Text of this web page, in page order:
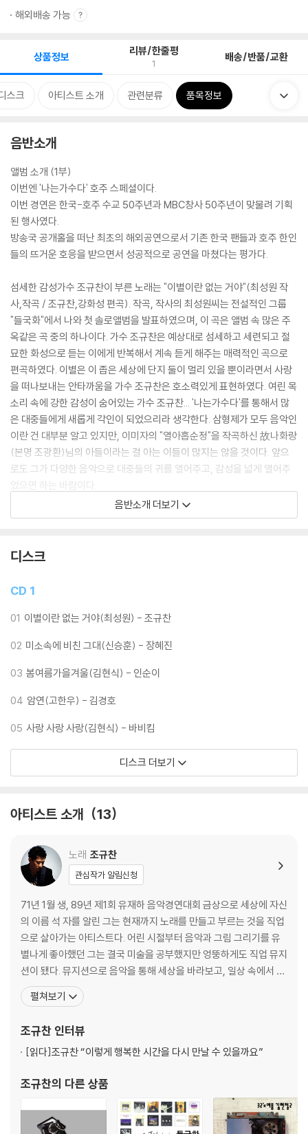
해외배송 가능
상품정보 리뷰/한줄평
1 배송/반품/교환
스크 아티스트 소개 관련분류 품목정보
음반소개
앨범 소개 (1부)
이번엔 '나는가수다' 호주 스페셜이다.
이번 경연은 한국-호주 수교 50주년과 MBC창사 50주년이 맞물려 기획
된 행사였다.
방송국 공개홀을 떠난 최초의 해외공연으로서 기존 한국 팬들과 호주 한인
들의 뜨거운 호응을 받으면서 성공적으로 공연을 마쳤다는 평가다.
섬세한 감성가수 조규찬이 부른 노래는 "이별이란 없는 거야"(최성원 작
사,작곡 / 조규찬,강화성 편곡). 작곡, 작사의 최성원씨는 전설적인 그룹
"들국화"에서 나와 첫 솔로앨범을 발표하였으며, 이 곡은 앨범 속 많은 주
옥같은 곡 중의 하나이다. 가수 조규찬은 예상대로 섬세하고 세련되고 절
묘한 화성으로 듣는 이에게 반복해서 계속 듣게 해주는 매력적인 곡으로
편곡하였다. 이별은 이 좁은 세상에 단지 둘이 멀리 있을 뿐이라면서 사랑
을 떠나보내는 안타까움을 가수 조규찬은 호소력있게 표현하였다. 여린 목
소리 속에 강한 감성이 숨어있는 가수 조규찬... '나는가수다'를 통해서 많
은 대중들에게 새롭게 각인이 되었으리라 생각한다. 삼형제가 모두 음악인
이란 건 대부분 알고 있지만, 이미자의 "열아홉순정"을 작곡하신 故나화랑
(본명 조광환)님의 아들이라는 걸 아는 이들이 많지는 않을 것이다. 앞으
로도 그가 다양한 음악으로 대중들의 귀를 열어주고, 감성을 넓게 열어주
었으면 하는 바람이다.
당시 학생가수 신승훈을 일약 스타덤에 올린 노래 "미소 속에 비친 그대"
피아노 선율에 맞춰 잔잔히 시작하다 강약을 조절하며 그녀만의 독특한 창
여부에 대해서도 많은 이들이 관심사이기도 하다. 첫 출연 때의 긴장하는
다. '나는 가수다'는 가수를 더욱 혹독하게 하면서도 강인하게 만드는 프로
나가수의 디바 인순이가 부른 곡은 "봄 여름 가을 겨울"(김현식 작사,작곡
훗날 89년 그룹 "봄 여름 가을 겨울"의 모티브가 된 곡이다. 가수 인순이는
부분은 꼭 넣고 싶었던 가수의 의도된 연출이다. 또한 사계절 아름다운 우
리나라의 강산을 노래한 "봄 여름 가을 겨울"의 가사와도 느낌이 맞아 떨어
지는 지기도 하다. 나이와는 상관없이 열정적인 모습으로 다양한 연출로
/ 양남승,홍동표 편곡). 97년 당시 드라마 "여자"의 삽입곡으로 이별을 고
할 때 서러워서 정신이 아득해지는 상태를 말하는 노래 제목처럼 노래 또
한 듣는 이를 아득한 슬픔에 젖게 하는 발라드곡이다. 가수 김경호는 이에
락적인 요소를 가미하여 마냥 슬픈 감정만이 아닌 때론 강한 극복의 의지
도 엿보이는 부분이 느껴진다. 점차 '나가수'에 적응하며 떨림의 미학에서
자신감의 미학으로 변해가고 있음을 느낄 수 있다.
'나가수'의 기사회생, 가수 바비킴이 호주에서 부르고 싶은 곡은 "사랑 사
랑 사랑"(김현식 작사,작곡 / 임현기,김종익 편곡). 이번 곡은 원곡의 소울
부분을 살리면서 피아노, 스트링, 브라스, 스카펑크 등 다양한 악기와 화려
를 통해 원곡의 재해석이 가능하였다. 여기에 바비킴 만이 보여줄 수 있는
탈춤댄스가 음악의 흥을 더하였다. 점차 경연을 통해서 대중들에게 새로운
킴을 통해서 인생을 배우게 된다. 고난, 좌절을 극복하며 이제는 자신의 능
샤우팅창법의 고수, 가수 윤민수가 부른 곡은 "새(New)아리랑"(류재현
음반소개 더보기
디스크
CD 1
01 이별이란 없는 거야(최성원) - 조규찬
02 미소속에 비친 그대(신승훈) - 장혜진
03 봄여름가을겨울(김현식) - 인순이
04 암연(고한우) - 김경호
05 사랑 사랑 사랑(김현식) - 바비킴
디스크 더보기
아티스트 소개 13
노래 조규찬
관심작가 알림신청
71년 1월 생, 89년 제1회 유재하 음악경연대회 금상으로 세상에 자신
의 이름 석 자를 알린 그는 현재까지 노래를 만들고 부르는 것을 직업
으로 살아가는 아티스트다. 어린 시절부터 음악과 그림 그리기를 유
별나게 좋아했던 그는 결국 미술을 공부했지만 엉뚱하게도 직업 뮤지
션이 됐다. 뮤지션으로 음악을 통해 세상을 바라보고, 일상 속에서 영
감을 얻어 자신만의 감성을 담은 음악으로 평론가와 대중들에게 고른
공감과 지지를 받아왔다. 유재하 음악경연대회 수상 이후 1집 『추억
펼쳐보기
조규찬 인터뷰
[읽다]조규찬 “이렇게 행복한 시간을 다시 만날 수 있을까요”
조규찬의 다른 상품